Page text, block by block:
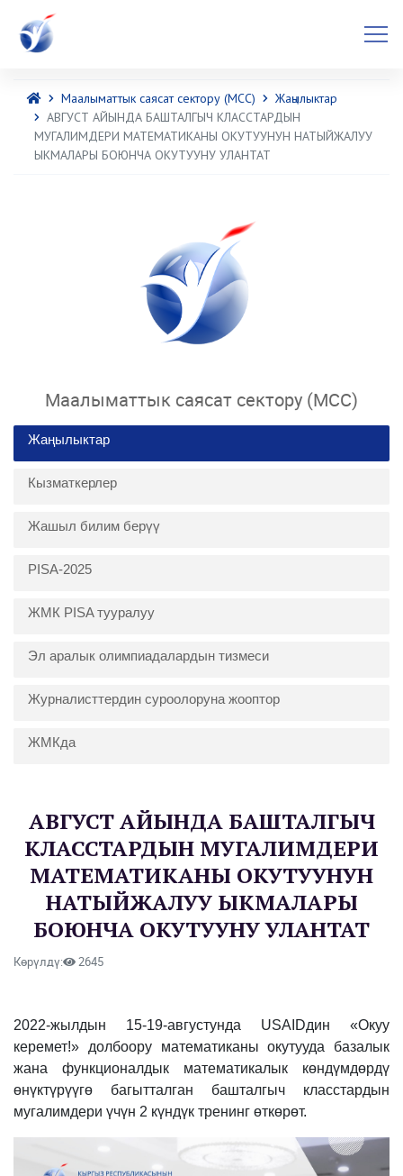
Маалыматтык саясат сектору (МСС)
Жаңылыктар
АВГУСТ АЙЫНДА БАШТАЛГЫЧ КЛАССТАРДЫН
МУГАЛИМДЕРИ МАТЕМАТИКАНЫ ОКУТУУНУН НАТЫЙЖАЛУУ
ЫКМАЛАРЫ БОЮНЧА ОКУТУУНУ УЛАНТАТ
Маалыматтык саясат сектору (МСС)
Жаңылыктар
Кызматкерлер
Жашыл билим берүү
PISA-2025
ЖМК PISA тууралуу
Эл аралык олимпиадалардын тизмеси
Журналисттердин суроолоруна жооптор
ЖМКда
АВГУСТ АЙЫНДА БАШТАЛГЫЧ
КЛАССТАРДЫН МУГАЛИМДЕРИ
МАТЕМАТИКАНЫ ОКУТУУНУН
НАТЫЙЖАЛУУ ЫКМАЛАРЫ
БОЮНЧА ОКУТУУНУ УЛАНТАТ
Көрүлдү: 2645
2022-жылдын 15-19-августунда USAIDдин «Окуу
керемет!» долбоору математиканы окутууда базалык
жана функционалдык математикалык көндүмдөрдү
өнүктүрүүгө багытталган башталгыч класстардын
мугалимдери үчүн 2 күндүк тренинг өткөрөт.